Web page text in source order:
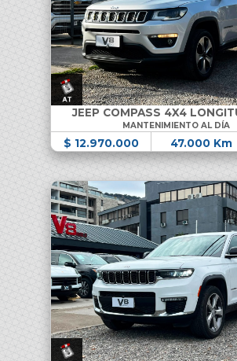
JEEP COMPASS 4X4
MANTENIMIENTO AL DÍA
$ 12.970.000 47.000 Km